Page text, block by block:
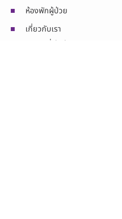
ห้องพักผู้ป่วย
เกี่ยวกับเรา
ประกันที่เข้าร่วม